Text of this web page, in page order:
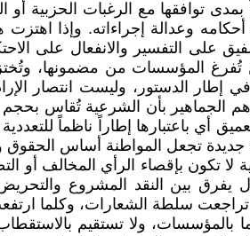
توافقها مع الرغبات الحزبية
أحكامه وعدالة إجراءاته. وإذا
على التفسير والانفعال على
تُفرغ المؤسسات من مضمونها،
الدستور، وليست انتصار
الجماهير بأن الشرعية تُقاس بحجم
أي باعتبارها إطاراً ناظماً
تجعل المواطنة أساس الحقوق
تكون بإقصاء الرأي المخالف أو
بين النقد المشروع والتحريض
سلطة الشعارات، وكلما
بالمؤسسات، ولا تستقيم